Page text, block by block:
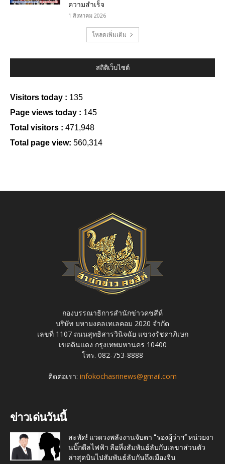
ความสำเร็จ
1 สิงหาคม 2026
โหลดเพิ่มเติม
สถิติเว็บไซต์
Visitors today : 135
Page views today : 145
Total visitors : 471,948
Total page view: 560,314
กองบรรณาธิการสำนักข่าวคชสีห์
บริษัท มหามงคลเทเลคอม 2020 จำกัด
เลขที่ 1107 ถนนสุทธิสารวินิจฉัย แขวงรัชดาภิเษก
เขตดินแดง กรุงเทพมหานคร 10400
โทร. 082-753-8888
ติดต่อเรา: infokochasrinews@gmail.com
ข่าวเด่นวันนี้
สะพัด! แวดวงพลังงานจับตา “รองผู้ว่าฯ” หน่วยงา
นบิ๊กดีลไฟฟ้า ลือหึ่งสัมพันธ์ลับกับเลขาส่วนตัว
ล่าสุดบินไปสัมพันธ์ลับกันถึงเมืองจีน